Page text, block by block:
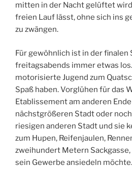
mitten in der Nacht gelüftet
freien Lauf lässt, ohne sich ins
zu zwängen.
Für gewöhnlich ist in der finalen
freitagsabends immer etwas
motorisierte Jugend zum
Spaß haben. Vorglühen für das
Etablissement am anderen
nächstgrößeren Stadt oder
riesigen anderen Stadt und sie
zum Hupen, Reifenjaulen,
zweihundert Metern
sein Gewerbe ansiedeln möchte.